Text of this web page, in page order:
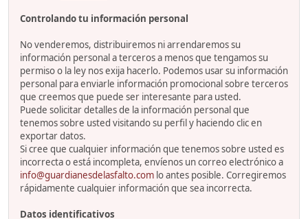
Controlando tu información personal
No venderemos, distribuiremos ni arrendaremos su
información personal a terceros a menos que tengamos su
permiso o la ley nos exija hacerlo. Podemos usar su información
personal para enviarle información promocional sobre terceros
que creemos que puede ser interesante para usted.
Puede solicitar detalles de la información personal que
tenemos sobre usted visitando su perfil y haciendo clic en
exportar datos.
Si cree que cualquier información que tenemos sobre usted es
incorrecta o está incompleta, envíenos un correo electrónico a
info@guardianesdelasfalto.com lo antes posible. Corregiremos
rápidamente cualquier información que sea incorrecta.
Datos identificativos